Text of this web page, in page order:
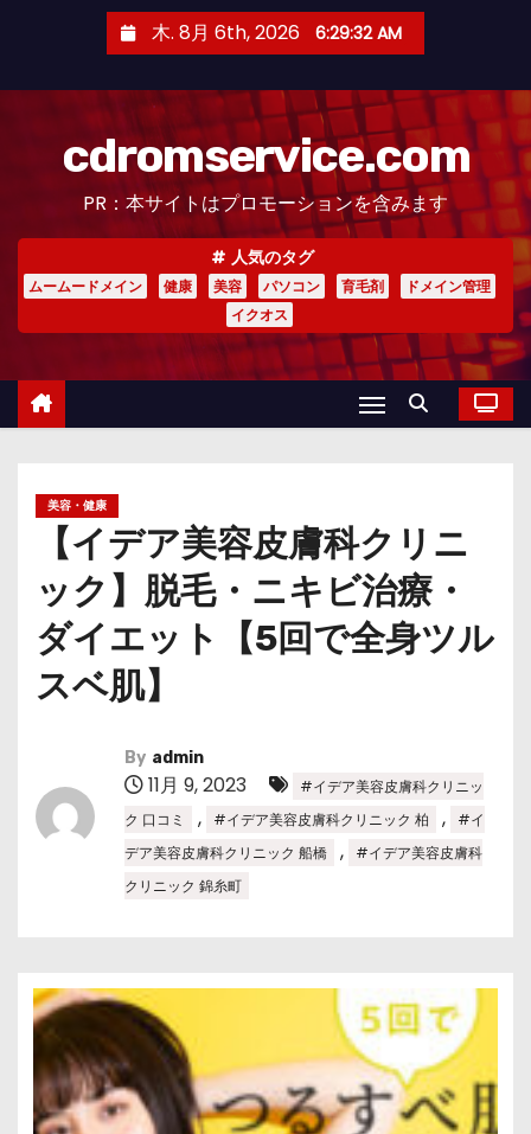
木. 8月 6th, 2026 6:29:33 AM
cdromservice.com
PR：本サイトはプロモーションを含みます
人気のタグ
ムームードメイン 健康 美容 パソコン 育毛剤
ドメイン管理
イクオス
美容・健康
【イデア美容皮膚科クリニ
ック】脱毛・ニキビ治療・
ダイエット【5回で全身ツル
スベ肌】
By admin
11月 9, 2023
#イデア美容皮膚科クリニッ
ク 口コミ
, #イデア美容皮膚科クリニック 柏 ,
#イ
デア美容皮膚科クリニック 船橋
,
#イデア美容皮膚科
クリニック 錦糸町